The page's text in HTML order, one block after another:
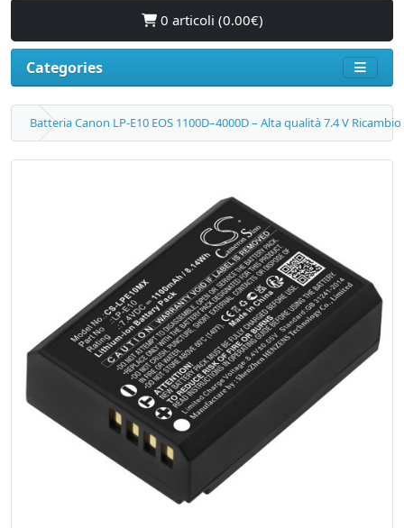
0 articoli (0.00€)
Categories
Batteria Canon LP-E10 EOS 1100D–4000D – Alta qualità 7.4 V Ricambio